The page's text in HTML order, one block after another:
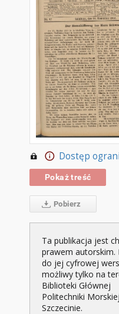
Dostęp
Pokaż treść
Pobierz
Ta publikacja jest
prawem autorskim.
do jej cyfrowej
możliwy tylko na
Biblioteki Głównej
Politechniki
Szczecinie.